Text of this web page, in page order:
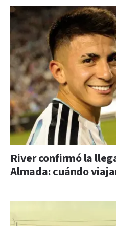
River confirmó la
Almada: cuándo